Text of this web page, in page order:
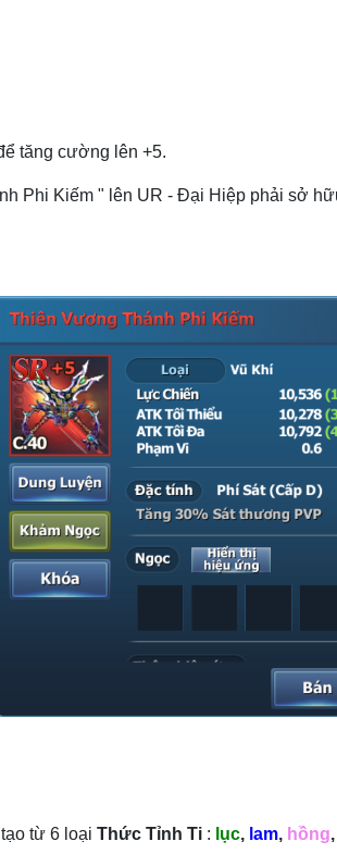
tăng cường lên +5.
Phi Kiếm " lên UR - Đại Hiệp phải sở
tạo từ 6 loạiThức Tỉnh Ti : lục, lam, hồng